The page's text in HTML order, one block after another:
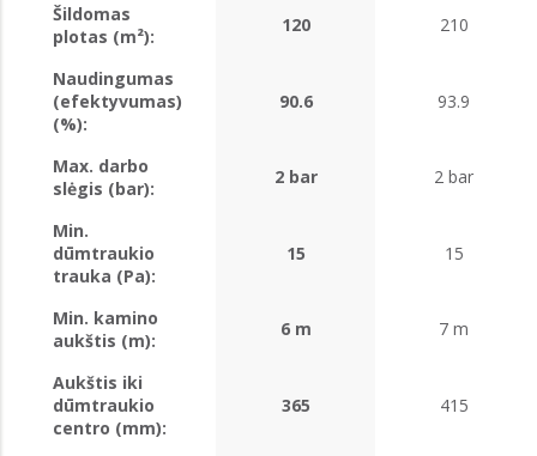
Šildomas
plotas (m²):
120 210
Naudingumas
(efektyvumas)
(%):
90.6 93.9
Max. darbo
slėgis (bar):
2 bar 2 bar
Min.
dūmtraukio
trauka (Pa):
15 15
Min. kamino
aukštis (m):
6 m 7 m
Aukštis iki
dūmtraukio
centro (mm):
365 415